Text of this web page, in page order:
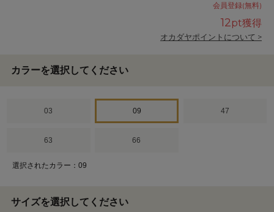
会員登録(無料)
12pt獲得
オカダヤポイントについて >
カラーを選択してください
03 09 47
63 66
選択されたカラー：09
サイズを選択してください